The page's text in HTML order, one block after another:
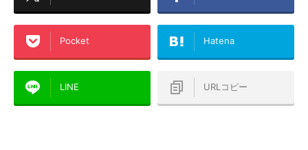
Pocket Hatena
LINE URLコピー